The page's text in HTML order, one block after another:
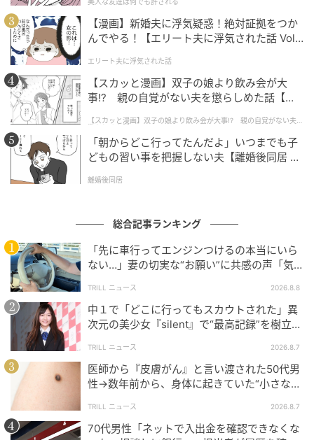
【漫画】新婚夫に浮気疑惑！絶対証拠をつか
んでやる！【エリート夫に浮気された話 Vol.
エリート夫に浮気された話
【スカッと漫画】双子の娘より飲み会が大
事!? 親の自覚がない夫を懲らしめた話【第1
【スカッと漫画】双子の娘より飲み会が大事!? 親の自覚がない夫を
懲らしめた話
「朝からどこ行ってたんだよ」いつまでも子
どもの習い事を把握しない夫【離婚後同居 Vo
離婚後同居
総合記事ランキング
「先に車行ってエンジンつけるの本当にいら
ない…」妻の切実な“お願い”に共感の声「気
TRILL ニュース 2026.8.8
中１で「どこに行ってもスカウトされた」異
次元の美少女『silent』で“最高記録”を樹立し
TRILL ニュース 2026.8.7
医師から『皮膚がん』と言い渡された50代男
性→数年前から、身体に起きていた“小さな異
TRILL ニュース 2026.8.7
70代男性「ネットで入出金を確認できなくな